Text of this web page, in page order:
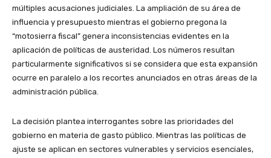
múltiples acusaciones judiciales. La ampliación de su área de
influencia y presupuesto mientras el gobierno pregona la
“motosierra fiscal” genera inconsistencias evidentes en la
aplicación de políticas de austeridad. Los números resultan
particularmente significativos si se considera que esta expansión
ocurre en paralelo a los recortes anunciados en otras áreas de la
administración pública.
La decisión plantea interrogantes sobre las prioridades del
gobierno en materia de gasto público. Mientras las políticas de
ajuste se aplican en sectores vulnerables y servicios esenciales,